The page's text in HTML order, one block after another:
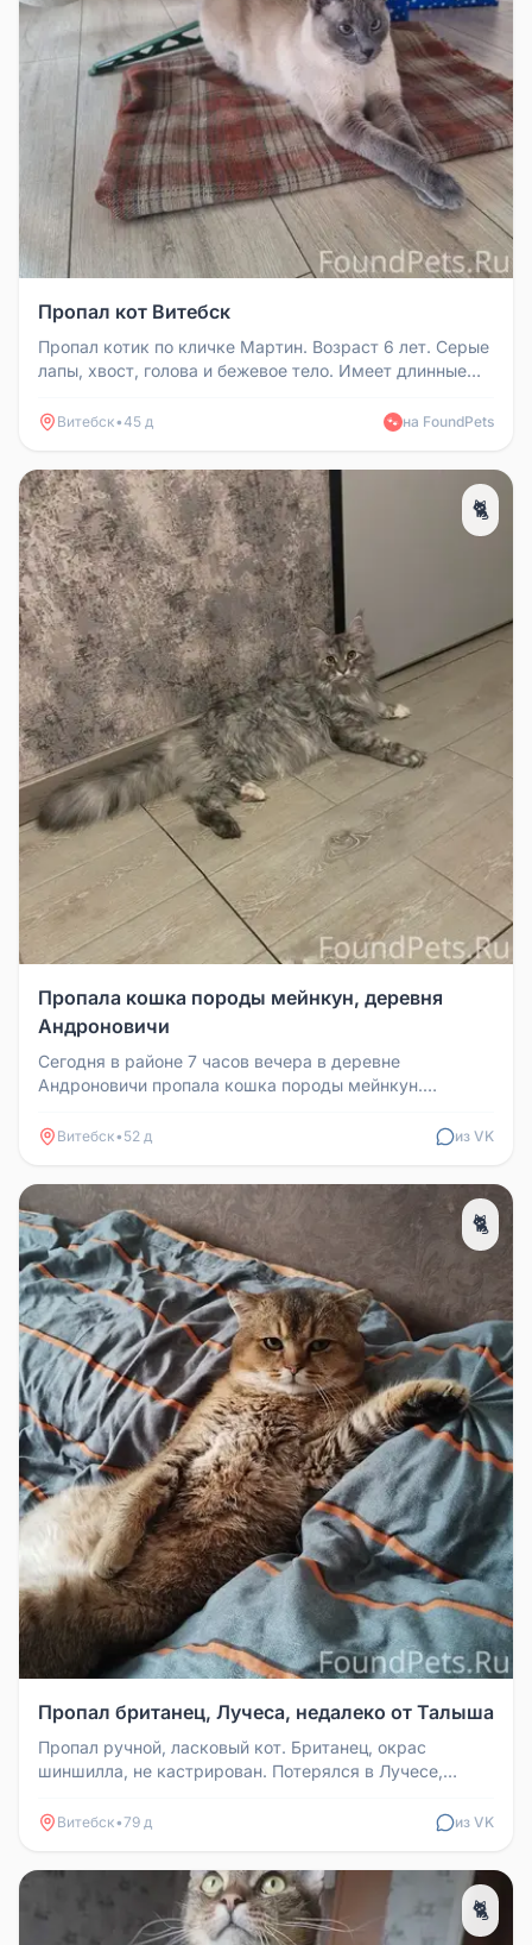
Пропал кот Витебск
Пропал котик по кличке Мартин. Возраст 6 лет. Серые
лапы, хвост, голова и бежевое тело. Имеет длинные
Витебск•45 д 🐾 на FoundPets
🐈
Пропала кошка породы мейнкун, деревня
Андроновичи
Сегодня в районе 7 часов вечера в деревне
Андроновичи пропала кошка породы мейнкун.
Витебск• 52 д из VK
🐈
Пропал британец, Лучеса, недалеко от Талыша
Пропал ручной, ласковый кот. Британец, окрас
шиншилла, не кастрирован. Потерялся в Лучесе,
Витебск•79 д из VK
🐈